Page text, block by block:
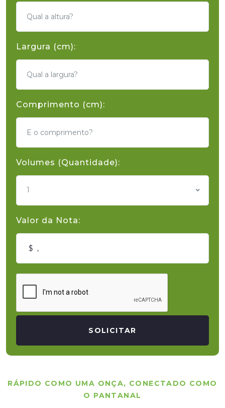
Largura (cm):
Comprimento (cm):
Volumes (Quantidade):
1
Valor da Nota:
SOLICITAR
RÁPIDO COMO UMA ONÇA, CONECTADO COMO
O PANTANAL